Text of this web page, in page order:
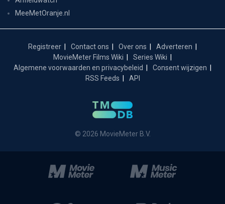
MeeMetOranje.nl
Registreer Contact ons Over ons
Adverteren
MovieMeter Films Wiki
Series Wiki
Algemene voorwaarden en privacybeleid
Consent wijzigen
RSS Feeds
API
© 2026 MovieMeter B.V.